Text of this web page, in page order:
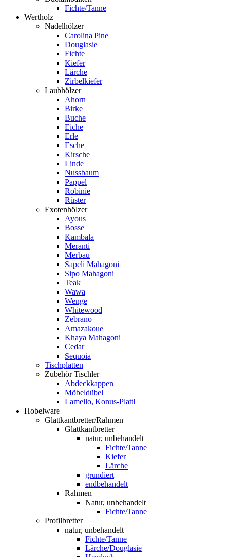
Fichte/Tanne
Wertholz
Nadelhölzer
Carolina Pine
Douglasie
Fichte
Kiefer
Lärche
Zirbelkiefer
Laubhölzer
Ahorn
Birke
Buche
Eiche
Erle
Esche
Kirsche
Linde
Nussbaum
Pappel
Robinie
Rüster
Exotenhölzer
Ayous
Bosse
Kambala
Meranti
Merbau
Sapeli Mahagoni
Sipo Mahagoni
Teak
Wawa
Wenge
Whitewood
Zebrano
Amazakoue
Khaya Mahagoni
Cedar
Sequoia
Tischplatten
Zubehör Tischler
Abdeckkappen
Möbeldübel
Lamello, Konus-Plattl
Hobelware
Glattkantbretter/Rahmen
Glattkantbretter
natur, unbehandelt
Fichte/Tanne
Kiefer
Lärche
grundiert
endbehandelt
Rahmen
Natur, unbehandelt
Fichte/Tanne
Profilbretter
natur, unbehandelt
Fichte/Tanne
Lärche/Douglasie